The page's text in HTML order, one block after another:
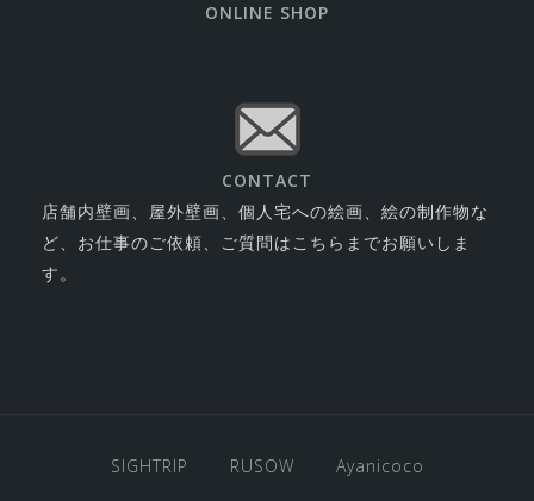
ONLINE SHOP
CONTACT
店舗内壁画、屋外壁画、個人宅への絵画、絵の制作物な
ど、お仕事のご依頼、ご質問はこちらまでお願いしま
す。
SIGHTRIP RUSOW Ayanicoco